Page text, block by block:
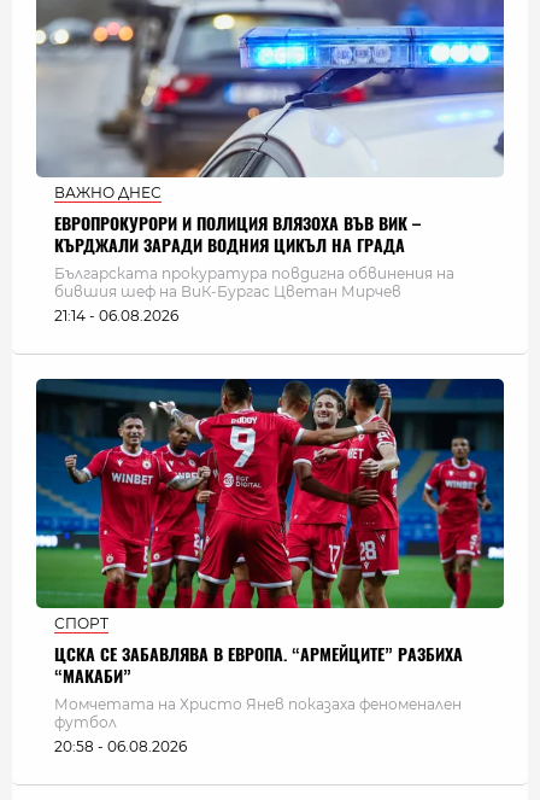
ВАЖНО ДНЕС
ЕВРОПРОКУРОРИ И ПОЛИЦИЯ ВЛЯЗОХА ВЪВ ВИК –
КЪРДЖАЛИ ЗАРАДИ ВОДНИЯ ЦИКЪЛ НА ГРАДА
Българската прокуратура повдигна обвинения на
бившия шеф на ВиК-Бургас Цветан Мирчев
21:14 - 06.08.2026
СПОРТ
ЦСКА СЕ ЗАБАВЛЯВА В ЕВРОПА. “АРМЕЙЦИТЕ” РАЗБИХА
“МАКАБИ”
Момчетата на Христо Янев показаха феноменален
футбол
20:58 - 06.08.2026